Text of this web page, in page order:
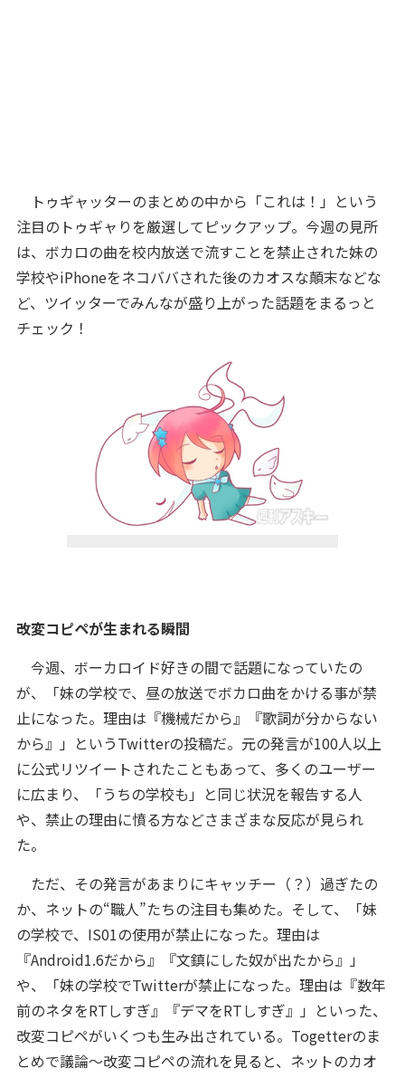
トゥギャッターのまとめの中から「これは！」という
注目のトゥギャりを厳選してピックアップ。今週の見所
は、ボカロの曲を校内放送で流すことを禁止された妹の
学校やiPhoneをネコババされた後のカオスな顛末などな
ど、ツイッターでみんなが盛り上がった話題をまるっと
チェック！
改変コピペが生まれる瞬間
今週、ボーカロイド好きの間で話題になっていたの
が、「妹の学校で、昼の放送でボカロ曲をかける事が禁
止になった。理由は『機械だから』『歌詞が分からない
から』」というTwitterの投稿だ。元の発言が100人以上
に公式リツイートされたこともあって、多くのユーザー
に広まり、「うちの学校も」と同じ状況を報告する人
や、禁止の理由に憤る方などさまざまな反応が見られ
た。
ただ、その発言があまりにキャッチー（？）過ぎたの
か、ネットの“職人”たちの注目も集めた。そして、「妹
の学校で、IS01の使用が禁止になった。理由は
『Android1.6だから』『文鎮にした奴が出たから』」
や、「妹の学校でTwitterが禁止になった。理由は『数年
前のネタをRTしすぎ』『デマをRTしすぎ』」といった、
改変コピペがいくつも生み出されている。Togetterのま
とめで議論～改変コピペの流れを見ると、ネットのカオ